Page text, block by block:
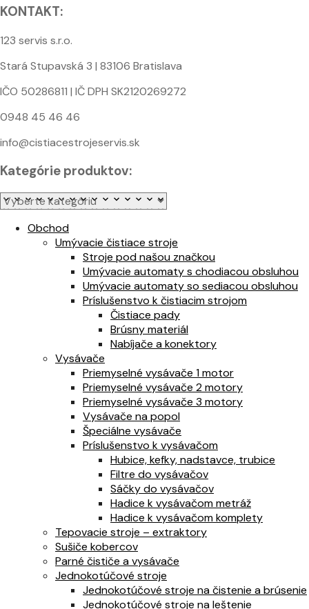
KONTAKT:
123 servis s.r.o.
Stará Stupavská 3 | 83106 Bratislava
IČO 50286811 | IČ DPH SK2120269272
0948 45 46 46
info@cistiacestrojeservis.sk
Kategórie produktov:
Obchod
Umývacie čistiace stroje
Stroje pod našou značkou
Umývacie automaty s chodiacou obsluhou
Umývacie automaty so sediacou obsluhou
Príslušenstvo k čistiacim strojom
Čistiace pady
Brúsny materiál
Nabíjače a konektory
Vysávače
Priemyselné vysávače 1 motor
Priemyselné vysávače 2 motory
Priemyselné vysávače 3 motory
Vysávače na popol
Špeciálne vysávače
Príslušenstvo k vysávačom
Hubice, kefky, nadstavce, trubice
Filtre do vysávačov
Sáčky do vysávačov
Hadice k vysávačom metráž
Hadice k vysávačom komplety
Tepovacie stroje – extraktory
Sušiče kobercov
Parné čističe a vysávače
Jednokotúčové stroje
Jednokotúčové stroje na čistenie a brúsenie
Jednokotúčové stroje na leštenie